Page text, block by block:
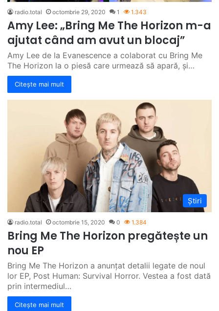
radio.total octombrie 29, 2020 1 1.343
Amy Lee: „Bring Me The Horizon m-a
ajutat când am avut un blocaj”
Amy Lee de la Evanescence a colaborat cu Bring Me
The Horizon la o piesă care urmează să apară, și…
Citește mai mult
Știri
radio.total octombrie 15, 2020 0 1.384
Bring Me The Horizon pregătește un
nou EP
Bring Me The Horizon a anunțat detalii legate de noul
lor EP, Post Human: Survival Horror. Vestea a fost dată
prin intermediul…
Citește mai mult